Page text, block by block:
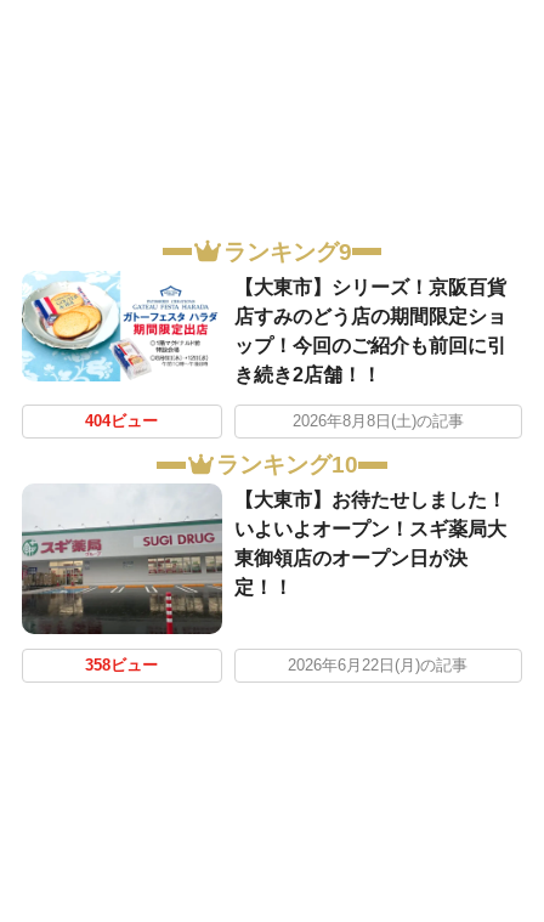
ランキング9
【大東市】シリーズ！京阪百貨
店すみのどう店の期間限定ショ
ップ！今回のご紹介も前回に引
き続き2店舗！！
404ビュー 2026年8月8日(土)の記事
ランキング10
【大東市】お待たせしました！
いよいよオープン！スギ薬局大
東御領店のオープン日が決
定！！
358ビュー 2026年6月22日(月)の記事